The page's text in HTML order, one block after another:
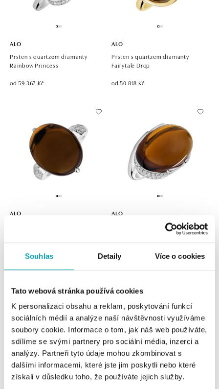
Souhlas Detaily Více o cookies
Tato webová stránka používá cookies
K personalizaci obsahu a reklam, poskytování funkcí
sociálních médií a analýze naší návštěvnosti využíváme
soubory cookie. Informace o tom, jak náš web používáte,
sdílíme se svými partnery pro sociální média, inzerci a
analýzy. Partneři tyto údaje mohou zkombinovat s
dalšími informacemi, které jste jim poskytli nebo které
získali v důsledku toho, že používáte jejich služby.
ALO
Prsten s quartzem diamanty
Rainbow Princess
od 59 367 Kč
ALO
Prsten s quartzem diamanty
Fairytale Drop
od 50 818 Kč
ALO
od 70 984 Kč
ALO
Prsten s quartzem diamanty Gem
od 100 793 Kč
ALO
ALO